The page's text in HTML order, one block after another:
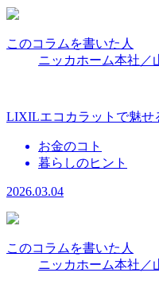
このコラムを書いた人
ニッカホーム本社／
LIXILエコカラットで魅せ
お金のコト
暮らしのヒント
2026.03.04
このコラムを書いた人
ニッカホーム本社／